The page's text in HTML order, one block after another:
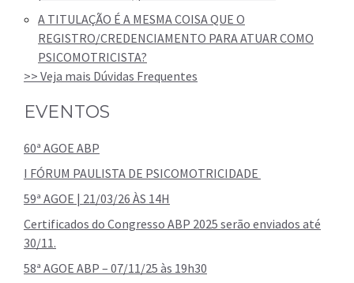
A TITULAÇÃO É A MESMA COISA QUE O
REGISTRO/CREDENCIAMENTO PARA ATUAR COMO
PSICOMOTRICISTA?
>> Veja mais Dúvidas Frequentes
EVENTOS
60ª AGOE ABP
I FÓRUM PAULISTA DE PSICOMOTRICIDADE
59ª AGOE | 21/03/26 ÀS 14H
Certificados do Congresso ABP 2025 serão enviados até
30/11.
58ª AGOE ABP – 07/11/25 às 19h30